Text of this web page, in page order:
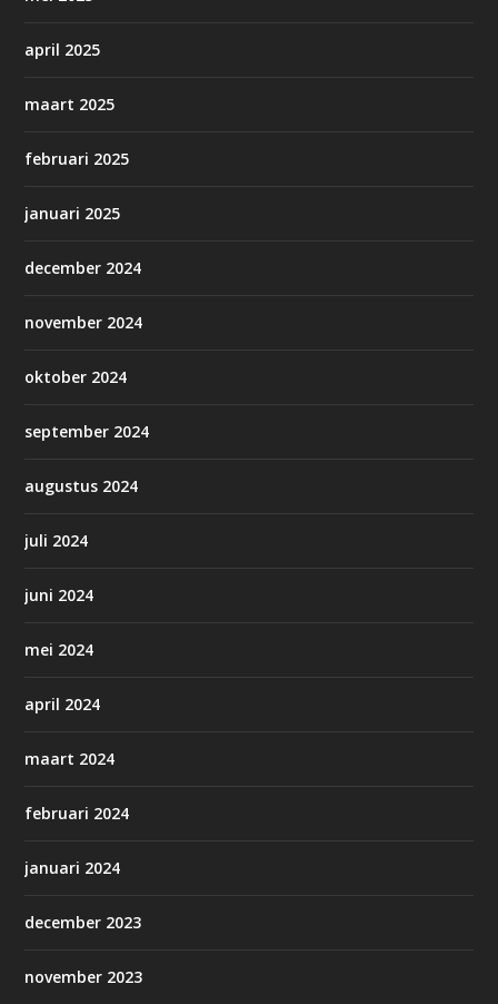
april 2025
maart 2025
februari 2025
januari 2025
december 2024
november 2024
oktober 2024
september 2024
augustus 2024
juli 2024
juni 2024
mei 2024
april 2024
maart 2024
februari 2024
januari 2024
december 2023
november 2023